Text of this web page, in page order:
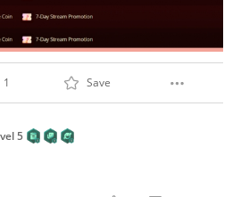
1 Save
5